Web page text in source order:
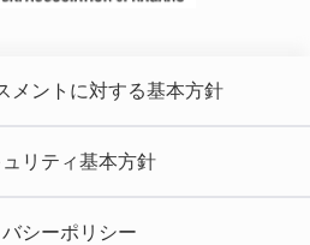
メントに対する基本方針
リティ基本方針
シーポリシー